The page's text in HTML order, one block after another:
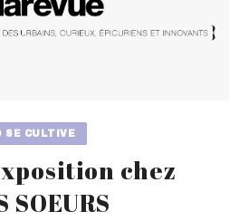
SE CULTIVE
chez
SOEURS